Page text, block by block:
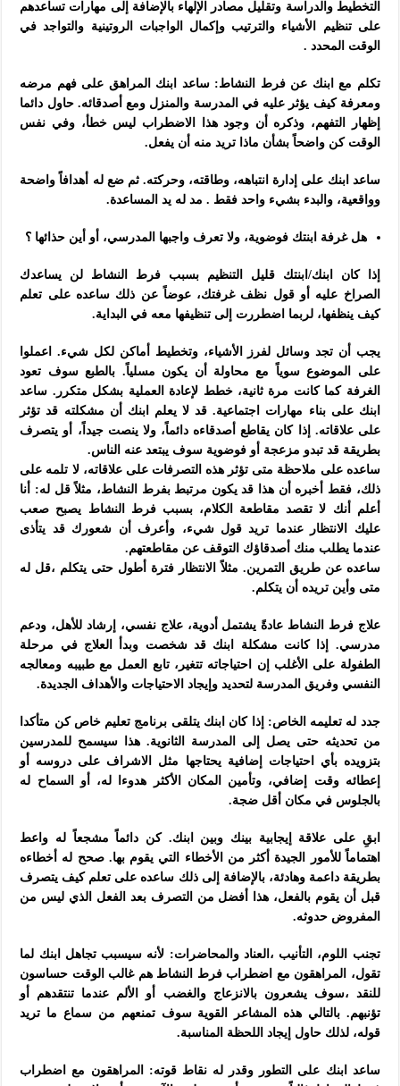
التخطيط والدراسة وتقليل مصادر الإلهاء بالإضافة إلى مهارات تساعدهم
على تنظيم الأشياء والترتيب وإكمال الواجبات الروتينية والتواجد في
الوقت المحدد .
تكلم مع ابنك عن فرط النشاط: ساعد ابنك المراهق على فهم مرضه
ومعرفة كيف يؤثر عليه في المدرسة والمنزل ومع أصدقائه. حاول دائما
إظهار التفهم، وذكره أن وجود هذا الاضطراب ليس خطأ، وفي نفس
الوقت كن واضحاً بشأن ماذا تريد منه أن يفعل.
ساعد ابنك على إدارة انتباهه، وطاقته، وحركته. ثم ضع له أهدافاً واضحة
وواقعية، والبدء بشيء واحد فقط . مد له يد المساعدة.
هل غرفة ابنتك فوضوية، ولا تعرف واجبها المدرسي، أو أين حذائها ؟
إذا كان ابنك/ابنتك قليل التنظيم بسبب فرط النشاط لن يساعدك
الصراخ عليه أو قول نظف غرفتك، عوضاً عن ذلك ساعده على تعلم
كيف ينظفها، لربما اضطررت إلى تنظيفها معه في البداية.
يجب أن تجد وسائل لفرز الأشياء، وتخطيط أماكن لكل شيء. اعملوا
على الموضوع سوياً مع محاولة أن يكون مسلياً. بالطبع سوف تعود
الغرفة كما كانت مرة ثانية، خطط لإعادة العملية بشكل متكرر. ساعد
ابنك على بناء مهارات اجتماعية. قد لا يعلم ابنك أن مشكلته قد تؤثر
على علاقاته. إذا كان يقاطع أصدقاءهدائماً، ولا ينصت جيداً، أو يتصرف
بطريقة قد تبدو مزعجة أو فوضوية سوف يبتعد عنه الناس.
ساعده على ملاحظة متى تؤثر هذه التصرفات على علاقاته، لا تلمه على
ذلك، فقط أخبره أن هذا قد يكون مرتبط بفرط النشاط، مثلاً قل له: أنا
أعلم أنك لا تقصد مقاطعة الكلام، بسبب فرط النشاط يصبح صعب
عليك الانتظار عندما تريد قول شيء، وأعرف أن شعورك قد يتأذى
عندما يطلب منك أصدقاؤك التوقف عن مقاطعتهم.
ساعده عن طريق التمرين. مثلاً الانتظار فترة أطول حتى يتكلم ،قل له
متى وأين تريده أن يتكلم.
علاج فرط النشاط عادةً يشتمل أدوية، علاج نفسي، إرشاد للأهل، ودعم
مدرسي. إذا كانت مشكلة ابنك قد شخصت وبدأ العلاج في مرحلة
الطفولة على الأغلب إن احتياجاته تتغير، تابع العمل مع طبيبه ومعالجه
النفسي وفريق المدرسة لتحديد وإيجاد الاحتياجات والأهداف الجديدة.
جدد له تعليمه الخاص: إذا كان ابنك يتلقى برنامج تعليم خاص كن متأكدا
من تحديثه حتى يصل إلى المدرسة الثانوية. هذا سيسمح للمدرسين
بتزويده بأي احتياجات إضافية يحتاجها مثل الاشراف على دروسه أو
إعطائه وقت إضافي، وتأمين المكان الأكثر هدوءا له، أو السماح له
بالجلوس في مكان أقل ضجة.
ابقِ على علاقة إيجابية بينك وبين ابنك. كن دائماً مشجعاً له واعط
اهتماماً للأمور الجيدة أكثر من الأخطاء التي يقوم بها. صحح له أخطاءه
بطريقة داعمة وهادئة، بالإضافة إلى ذلك ساعده على تعلم كيف يتصرف
قبل أن يقوم بالفعل، هذا أفضل من التصرف بعد الفعل الذي ليس من
المفروض حدوثه.
تجنب اللوم، التأنيب ،العناد والمحاضرات: لأنه سيسبب تجاهل ابنك لما
تقول، المراهقون مع اضطراب فرط النشاط هم غالب الوقت حساسون
للنقد ،سوف يشعرون بالانزعاج والغضب أو الألم عندما تنتقدهم أو
تؤنبهم. بالتالي هذه المشاعر القوية سوف تمنعهم من سماع ما تريد
قوله، لذلك حاول إيجاد اللحظة المناسبة.
ساعد ابنك على التطور وقدر له نقاط قوته: المراهقون مع اضطراب